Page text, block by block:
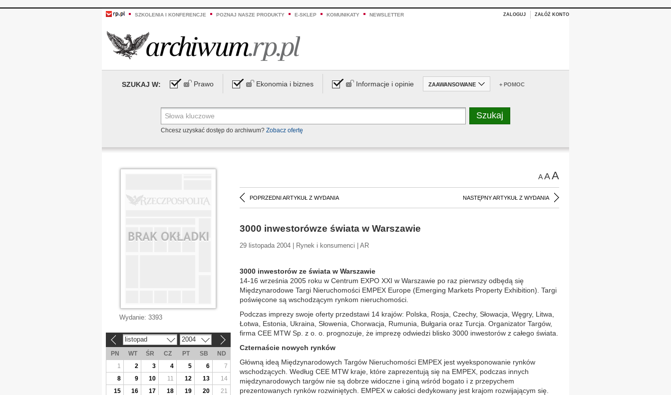
SZKOLENIA I KONFERENCJE POZNAJ NASZE PRODUKTY E-SKLEP KOMUNIKATY NEWSLETTER ZALOGUJ ZAŁÓŻ KONTO
SZUKAJ W: Prawo Ekonomia i biznes Informacje i opinie ZAAWANSOWANE + POMOC
Chcesz uzyskać dostęp do archiwum? Zobacz ofertę
AAA
POPRZEDNI ARTYKUŁ Z WYDANIA NASTĘPNY ARTYKUŁ Z WYDANIA
3000 inwestorówze świata w Warszawie
29 listopada 2004 | Rynek i konsumenci | AR
3000 inwestorów ze świata w Warszawie
14-16 września 2005 roku w Centrum EXPO XXI w Warszawie po raz pierwszy odbędą się
Międzynarodowe Targi Nieruchomości EMPEX Europe (Emerging Markets Property Exhibition). Targi
poświęcone są wschodzącym rynkom nieruchomości.
Podczas imprezy swoje oferty przedstawi 14 krajów: Polska, Rosja, Czechy, Słowacja, Węgry, Litwa,
Łotwa, Estonia, Ukraina, Słowenia, Chorwacja, Rumunia, Bułgaria oraz Turcja. Organizator Targów,
firma CEE MTW Sp. z o. o. prognozuje, że imprezę odwiedzi blisko 3000 inwestorów z całego świata.
Czternaście nowych rynków
Główną ideą Międzynarodowych Targów Nieruchomości EMPEX jest wyeksponowanie rynków
wschodzących. Według CEE MTW kraje, które zaprezentują się na EMPEX, podczas innych
międzynarodowych targów nie są dobrze widoczne i giną wśród bogato i z przepychem
prezentowanych rynków rozwiniętych. EMPEX w całości dedykowany jest krajom rozwijającym się.
Wydanie: 3393
listopad 2004
PN WT ŚR CZ PT SB
ND
1
2 3 4 5 6
7
8
9 10 11 12 13
14
15
16 17 18 19 20
21